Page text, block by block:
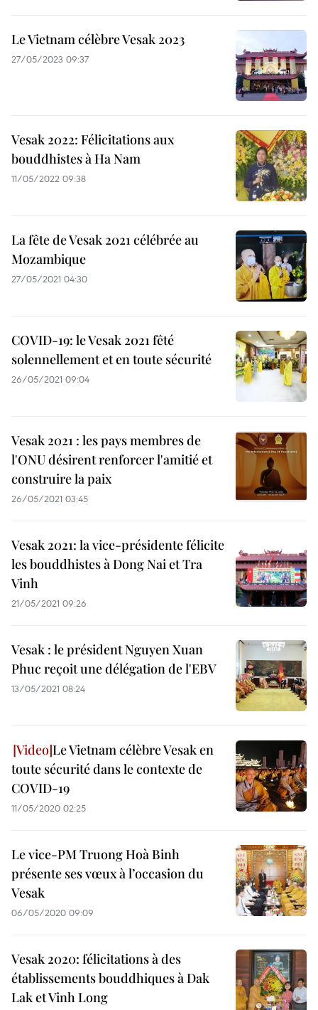
Le Vietnam célèbre Vesak 2023
27/05/2023 09:37
Vesak 2022: Félicitations aux
bouddhistes à Ha Nam
11/05/2022 09:38
La fête de Vesak 2021 célébrée au
Mozambique
27/05/2021 04:30
COVID-19: le Vesak 2021 fêté
solennellement et en toute sécurité
26/05/2021 09:04
Vesak 2021 : les pays membres de
l'ONU désirent renforcer l'amitié et
construire la paix
26/05/2021 03:45
Vesak 2021: la vice-présidente félicite
les bouddhistes à Dong Nai et Tra
Vinh
21/05/2021 09:26
Vesak : le président Nguyen Xuan
Phuc reçoit une délégation de l'EBV
13/05/2021 08:24
Le Vietnam célèbre Vesak en
toute sécurité dans le contexte de
COVID-19
11/05/2020 02:25
Le vice-PM Truong Hoà Binh
présente ses vœux à l’occasion du
Vesak
06/05/2020 09:09
Vesak 2020: félicitations à des
établissements bouddhiques à Dak
Lak et Vinh Long